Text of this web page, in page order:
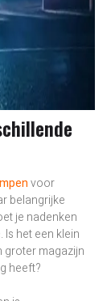
voor
belangrijke
je nadenken
het een klein
groter magazijn
heeft?